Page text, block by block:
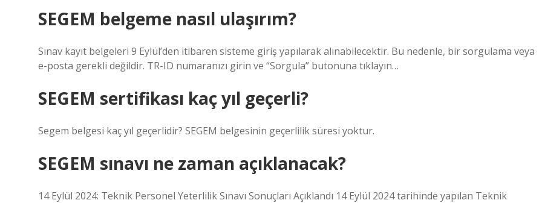
SEGEM belgeme nasıl ulaşırım?
Sınav kayıt belgeleri 9 Eylül’den itibaren sisteme giriş yapılarak alınabilecektir. Bu nedenle, bir sorgulama veya
e-posta gerekli değildir. TR-ID numaranızı girin ve “Sorgula” butonuna tıklayın…
SEGEM sertifikası kaç yıl geçerli?
Segem belgesi kaç yıl geçerlidir? SEGEM belgesinin geçerlilik süresi yoktur.
SEGEM sınavı ne zaman açıklanacak?
14 Eylül 2024: Teknik Personel Yeterlilik Sınavı Sonuçları Açıklandı 14 Eylül 2024 tarihinde yapılan Teknik